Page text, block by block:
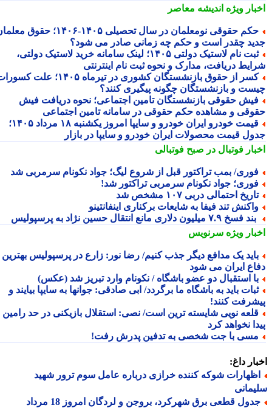
ویژهاندیشه معاصر
حکم حقوقی نومعلمان در سال تحصیلی ۱۴۰۵-۱۴۰۶؛ حقوق معلمان
چقدر است و حکم چه زمانی صادر می شود؟
ثبت نام لاستیک دولتی ۱۴۰۵؛ لینک سامانه خرید لاستیک دولتی،
دریافت، مدارک و نحوه ثبت نام اینترنتی
کسر از حقوق بازنشستگان کشوری در تیرماه ۱۴۰۵؛ علت کسورات
و بازنشستگان چگونه پیگیری کنند؟
حقوقی بازنشستگان تامین اجتماعی؛ نحوه دریافت فیش
و مشاهده حکم حقوقی در سامانه تامین اجتماعی
قیمت خودرو ایران خودرو و سایپا امروز یکشنبه ۱۸ مرداد ۱۴۰۵؛
قیمت محصولات ایران خودرو و سایپا در بازار
فوتبال در صبح فوتبالی
بمب تراکتور قبل از شروع لیگ؛ جواد نکونام سرمربی شد
جواد نکونام سرمربی تراکتور شد!
احتمالی دربی ۱۰۷ مشخص شد
تند فیفا به شایعات برکناری اینفانتینو
۷.۹ میلیون دلاری مانع انتقال حسین نژاد به پرسپولیس
ویژهسرنویس
یک مدافع دیگر جذب کنیم/ رضا نور: زارع در پرسپولیس بهترین
ایران می شود
استقبال دو عضو باشگاه / نکونام وارد تبریز شد (عکس)
باید به باشگاه ما برگردد/ ابی صادقی: جوانها به سایپا بیایند و
کنند!
نویی شایسته ترین است/ نصی: استقلال بازیکنی در حد رامین
نخواهد کرد
با جت شخصی به تدفین پدرش رفت!
داغ:
شوکه کننده خرازی درباره عامل سوم ترور شهید
جدول قطعی برق شهرکرد، بروجن و لردگان امروز 18 مرداد